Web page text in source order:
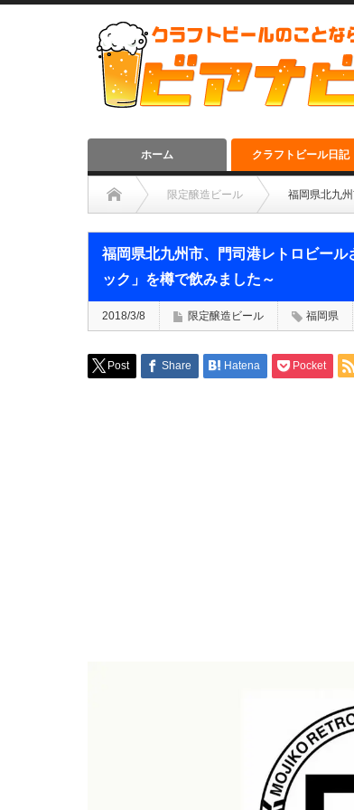
ホーム クラフトビール日記
限定醸造ビール 福岡県北九
福岡県北九州市、門司港レトロビー
ック」を樽で飲みました～
2018/3/8 限定醸造ビール 福岡県
Post Share Hatena Pocket